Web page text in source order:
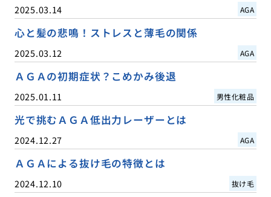
2025.03.14 AGA
心と髪の悲鳴！ストレスと薄毛の関係
2025.03.12 AGA
ＡＧＡの初期症状？こめかみ後退
2025.01.11 男性化粧品
光で挑むＡＧＡ低出力レーザーとは
2024.12.27 AGA
ＡＧＡによる抜け毛の特徴とは
2024.12.10 抜け毛